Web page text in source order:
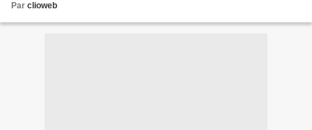
Par clioweb